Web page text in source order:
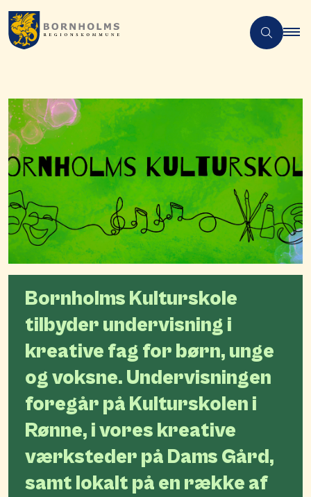
Bornholms Kulturskole
tilbyder undervisning i
kreative fag for børn, unge
og voksne. Undervisningen
foregår på Kulturskolen i
Rønne, i vores kreative
værksteder på Dams Gård,
samt lokalt på en række af